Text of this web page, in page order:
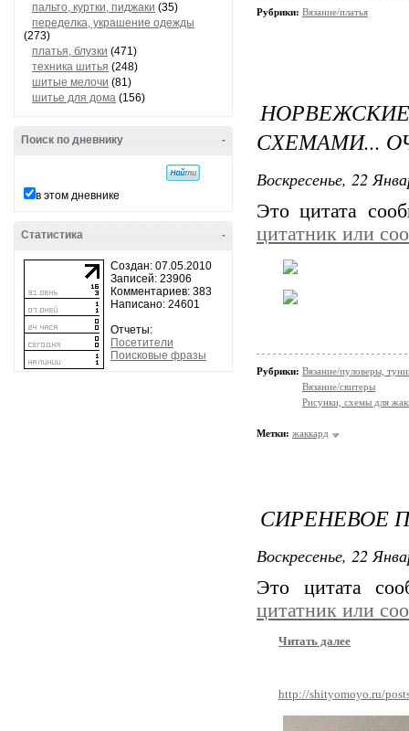
пальто, куртки, пиджаки (35)
переделка, украшение одежды
(273)
платья, блузки (471)
техника шитья (248)
шитые мелочи (81)
шитье для дома (156)
-
Поиск по дневнику
в этом дневнике
-
Статистика
Создан: 07.05.2010
Записей: 23906
Комментариев: 383
Написано: 24601
Отчеты:
Посетители
Поисковые фразы
Рубрики: Вязание/платья
СХЕМАМИ...
Воскресенье, 22
Это цитата
цитатник или
Рубрики: Вязание/пуловеры,
Вязание/свитеры
Рисунки, схемы для
Метки: жаккард
СИРЕНЕВОЕ
Воскресенье, 22
Это цитата
цитатник или
Читать далее
http://shityomoyo.ru/